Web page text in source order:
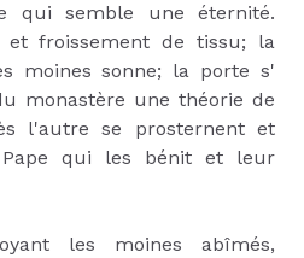
qui semble une éternité.
froissement de tissu; la
moines sonne; la porte s'
monastère une théorie de
l'autre se prosternent et
qui les bénit et leur
les moines abîmés,